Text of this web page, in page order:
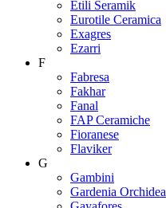
Etili Seramik
Eurotile Ceramica
Exagres
Ezarri
F
Fabresa
Fakhar
Fanal
FAP Ceramiche
Fioranese
Flaviker
G
Gambini
Gardenia Orchidea